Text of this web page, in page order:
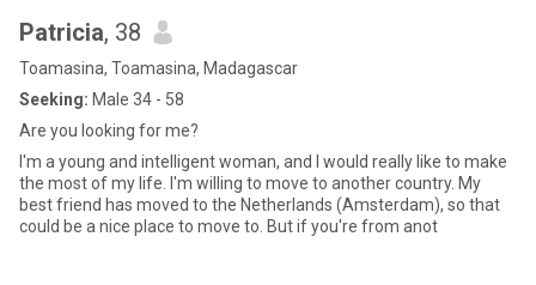
Patricia, 38
Toamasina, Toamasina, Madagascar
Seeking: Male 34 - 58
Are you looking for me?
I'm a young and intelligent woman, and I would really like to make
the most of my life. I'm willing to move to another country. My
best friend has moved to the Netherlands (Amsterdam), so that
could be a nice place to move to. But if you're from anot